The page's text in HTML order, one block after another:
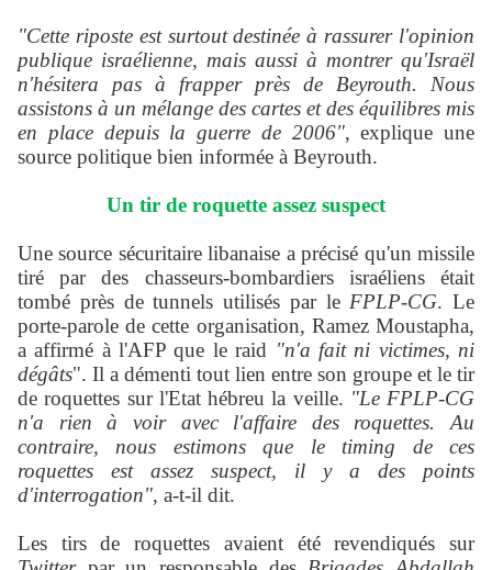
"Cette riposte est surtout destinée à rassurer l'opinion
publique israélienne, mais aussi à montrer qu'Israël
n'hésitera pas à frapper près de Beyrouth. Nous
assistons à un mélange des cartes et des équilibres mis
en place depuis la guerre de 2006", explique une
source politique bien informée à Beyrouth.
Un tir de roquette assez suspect
Une source sécuritaire libanaise a précisé qu'un missile
tiré par des chasseurs-bombardiers israéliens était
tombé près de tunnels utilisés par le FPLP-CG. Le
porte-parole de cette organisation, Ramez Moustapha,
a affirmé à l'AFP que le raid "n'a fait ni victimes, ni
dégâts". Il a démenti tout lien entre son groupe et le tir
de roquettes sur l'Etat hébreu la veille. "Le FPLP-CG
n'a rien à voir avec l'affaire des roquettes. Au
contraire, nous estimons que le timing de ces
roquettes est assez suspect, il y a des points
d'interrogation", a-t-il dit.
Les tirs de roquettes avaient été revendiqués sur